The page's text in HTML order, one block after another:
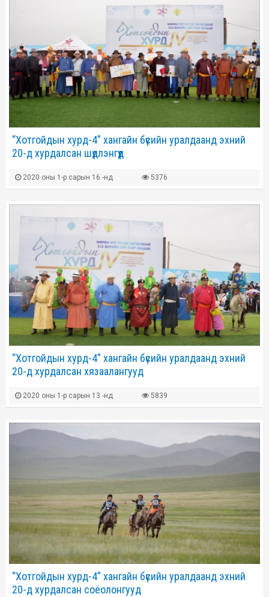
“Хотгойдын хурд-4” хангайн бүсийн уралдаанд эхний
20-д хурдалсан шүдлэнгүүд
2020 оны 1-р сарын 16 -нд 5376
“Хотгойдын хурд-4” хангайн бүсийн уралдаанд эхний
20-д хурдалсан хязаалангууд
2020 оны 1-р сарын 13 -нд 5839
“Хотгойдын хурд-4” хангайн бүсийн уралдаанд эхний
20-д хурдалсан соёолонгууд